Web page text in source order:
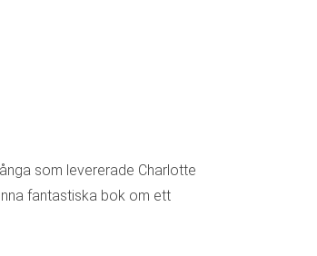
som levererade Charlotte
fantastiska bok om ett